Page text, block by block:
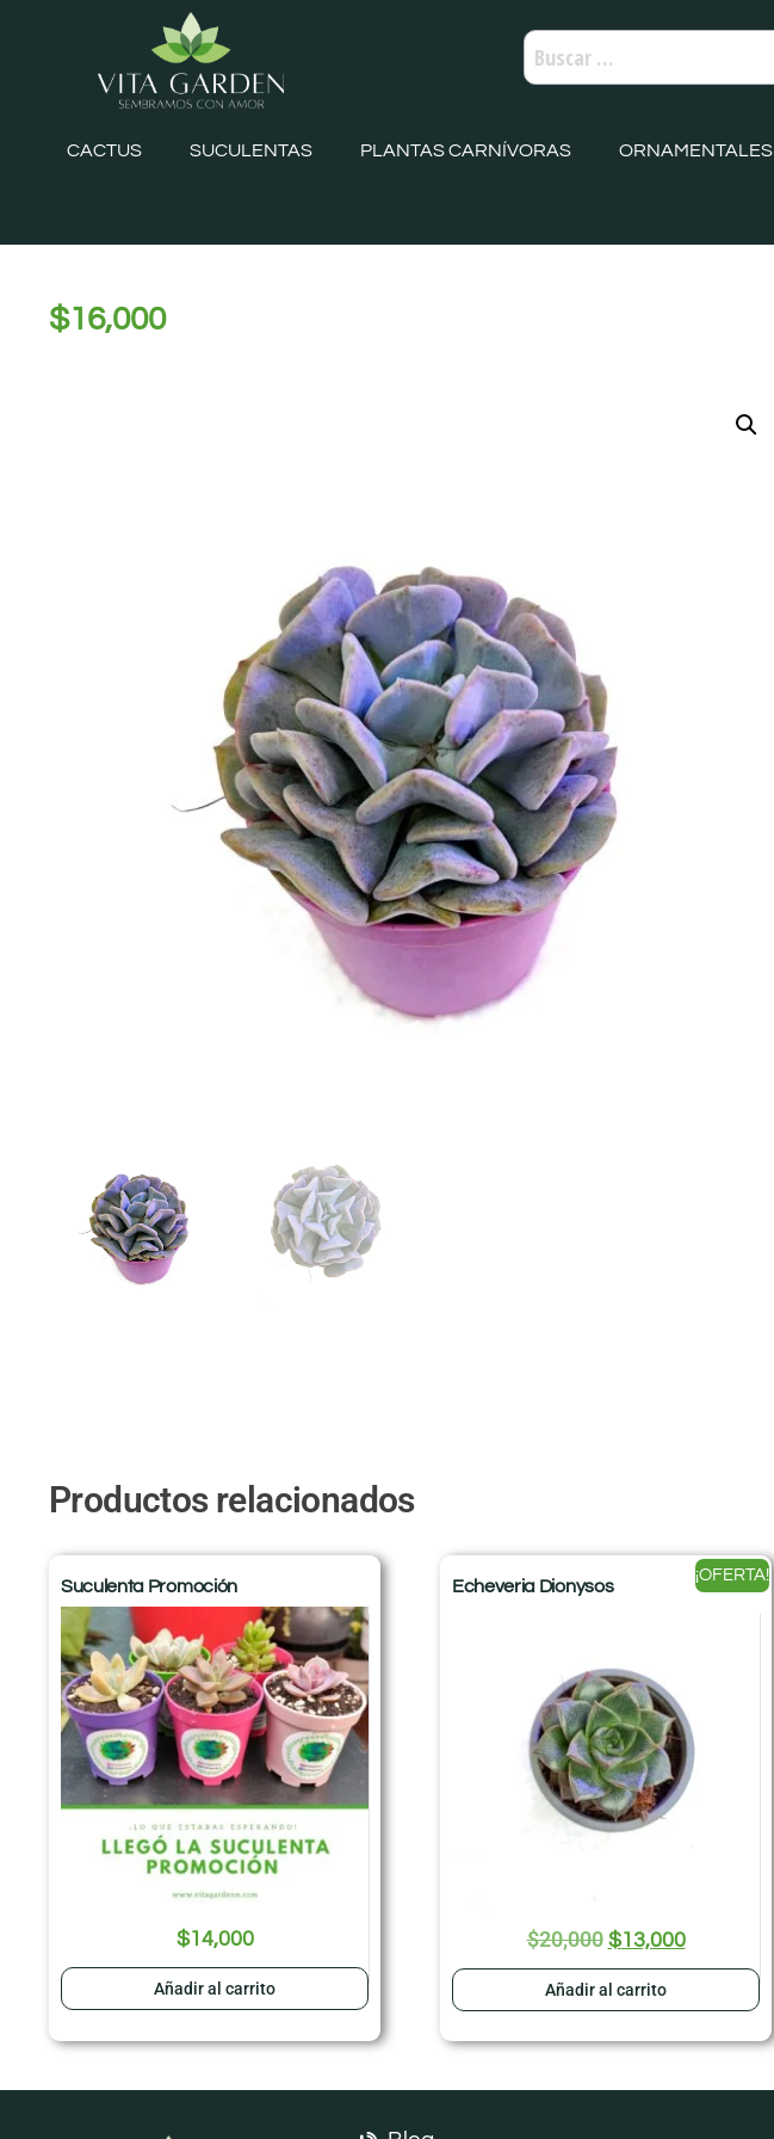
CACTUS SUCULENTAS PLANTAS CARNÍVORAS ORNAMENTALES
$16,000
Productos relacionados
Suculenta Promoción
$14,000
Añadir al carrito
Echeveria Dionysos
¡OFERTA!
$20,000 $13,000
Añadir al carrito